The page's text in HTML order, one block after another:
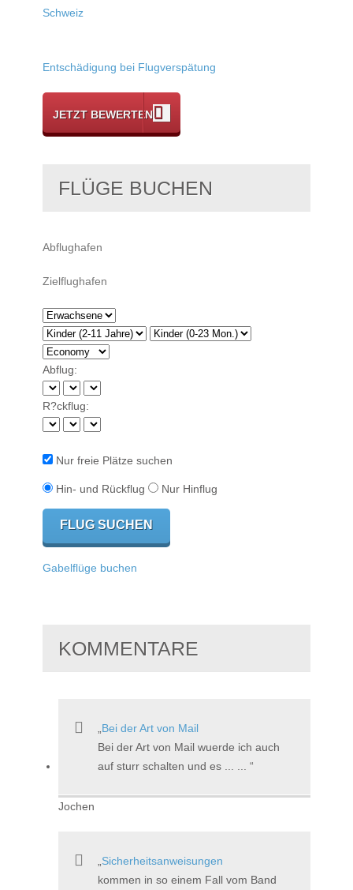
Schweiz
Entschädigung bei Flugverspätung
JETZT BEWERTEN
FLÜGE BUCHEN
Abflug:
R?ckflug:
Nur freie Plätze suchen
Hin- und Rückflug Nur Hinflug
Gabelflüge buchen
KOMMENTARE
Bei der Art von Mail
Bei der Art von Mail wuerde ich auch
auf sturr schalten und es ... ...
Jochen
Sicherheitsanweisungen
kommen in so einem Fall vom Band